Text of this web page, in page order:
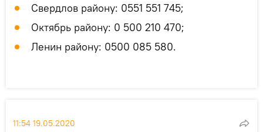
Свердлов району: 0551 551 745;
Октябрь району: 0 500 210 470;
Ленин району: 0500 085 580.
11:54 19.05.2020